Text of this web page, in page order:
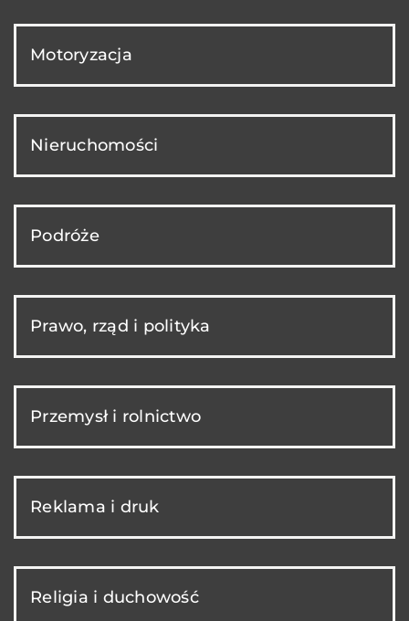
Motoryzacja
Nieruchomości
Podróże
Prawo, rząd i polityka
Przemysł i rolnictwo
Reklama i druk
Religia i duchowość